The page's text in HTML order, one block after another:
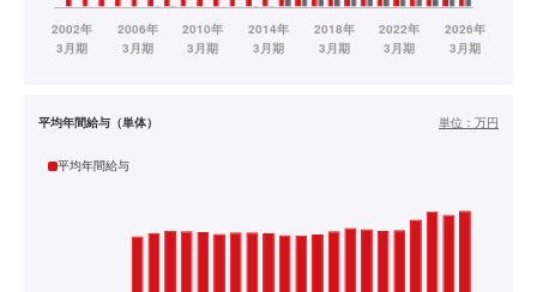
平均年間給与（単体） 単位： 万円
平均年間給与